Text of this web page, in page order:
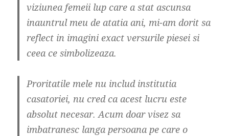
viziunea femeii lup care a stat ascunsa
inauntrul meu de atatia ani, mi-am dorit sa
reflect in imagini exact versurile piesei si
ceea ce simbolizeaza.
Proritatile mele nu includ institutia
casatoriei, nu cred ca acest lucru este
absolut necesar. Acum doar visez sa
imbatranesc langa persoana pe care o